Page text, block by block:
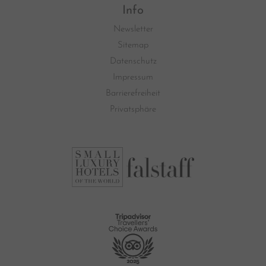
Info
Newsletter
Sitemap
Datenschutz
Impressum
Barrierefreiheit
Privatsphäre